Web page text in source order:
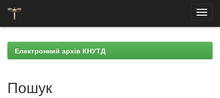
navigationЕлектронний архів КНУТД
Пошук